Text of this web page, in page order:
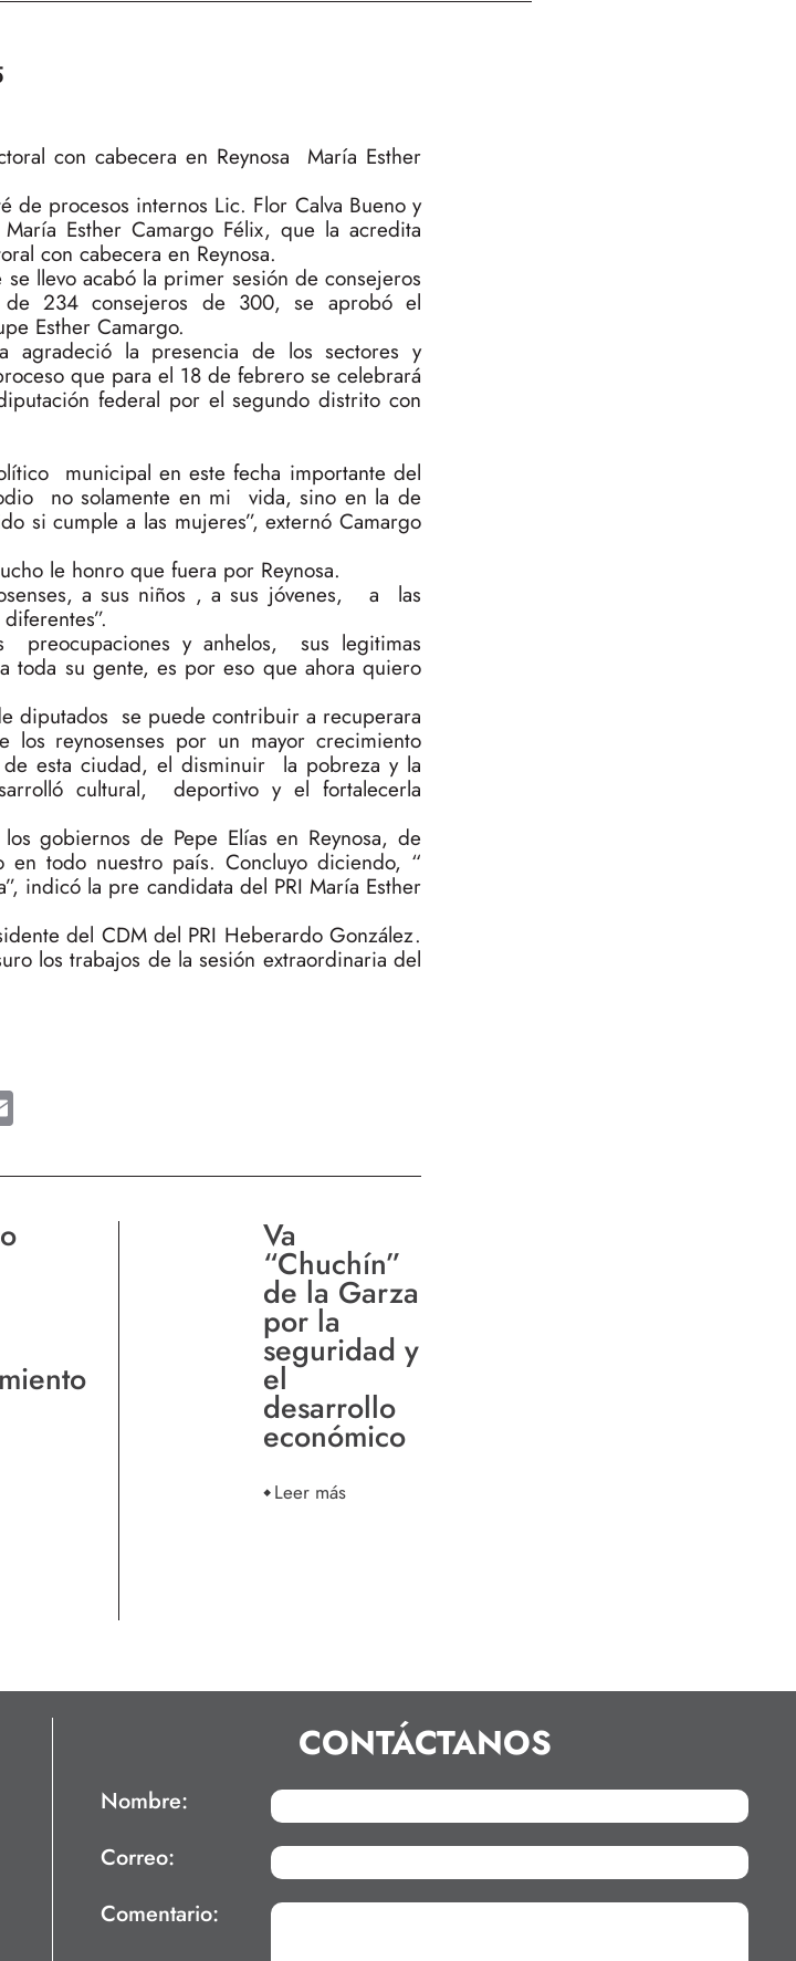
con cabecera en Reynosa María Esther
de procesos internos Lic. Flor Calva Bueno y
Esther Camargo Félix, que la acredita
con cabecera en Reynosa.
llevo acabó la primer sesión de consejeros
234 consejeros de 300, se aprobó el
Esther Camargo.
agradeció la presencia de los sectores y
que para el 18 de febrero se celebrará
federal por el segundo distrito con
municipal en este fecha importante del
no solamente en mi vida, sino en la de
si cumple a las mujeres”, externó Camargo
le honro que fuera por Reynosa.
a sus niños , a sus jóvenes, a las
y anhelos, sus legitimas
toda su gente, es por eso que ahora quiero
diputados se puede contribuir a recuperara
reynosenses por un mayor crecimiento
esta ciudad, el disminuir la pobreza y la
cultural, deportivo y el fortalecerla
gobiernos de Pepe Elías en Reynosa, de
todo nuestro país. Concluyo diciendo, “
indicó la pre candidata del PRI María Esther
del CDM del PRI Heberardo González.
los trabajos de la sesión extraordinaria del
Va
“Chuchín”
de la Garza
por la
seguridad y
el
desarrollo
económico
Leer más
CONTÁCTANOS
Nombre:
Correo:
Comentario: